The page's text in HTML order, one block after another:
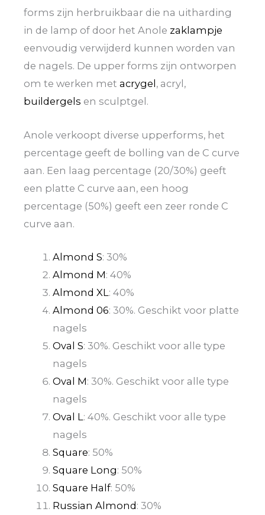
forms zijn herbruikbaar die na uitharding
in de lamp of door het Anole zaklampje
eenvoudig verwijderd kunnen worden van
de nagels. De upper forms zijn ontworpen
om te werken met acrygel , acryl,
buildergels en sculptgel.
Anole verkoopt diverse upperforms, het
percentage geeft de bolling van de C curve
aan. Een laag percentage (20/30%) geeft
een platte C curve aan, een hoog
percentage (50%) geeft een zeer ronde C
curve aan.
Almond S: 30%
Almond M: 40%
Almond XL : 40%
Almond 06: 30%. Geschikt voor platte
nagels
Oval S: 30%. Geschikt voor alle type
nagels
Oval M: 30%. Geschikt voor alle type
nagels
Oval L : 40%. Geschikt voor alle type
nagels
Square: 50%
Square Long: 50%
Square Half: 50%
Russian Almond: 30%